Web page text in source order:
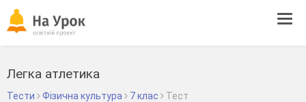
Легка атлетика
Тести Фізична культура 7 клас Тест